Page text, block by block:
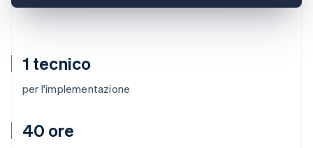
1 tecnico
per l'implementazione
40 ore